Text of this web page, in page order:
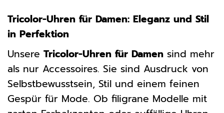
Tricolor-Uhren für Damen: Eleganz und Stil
in Perfektion
Unsere Tricolor-Uhren für Damen sind mehr
als nur Accessoires. Sie sind Ausdruck von
Selbstbewusstsein, Stil und einem feinen
Gespür für Mode. Ob filigrane Modelle mit